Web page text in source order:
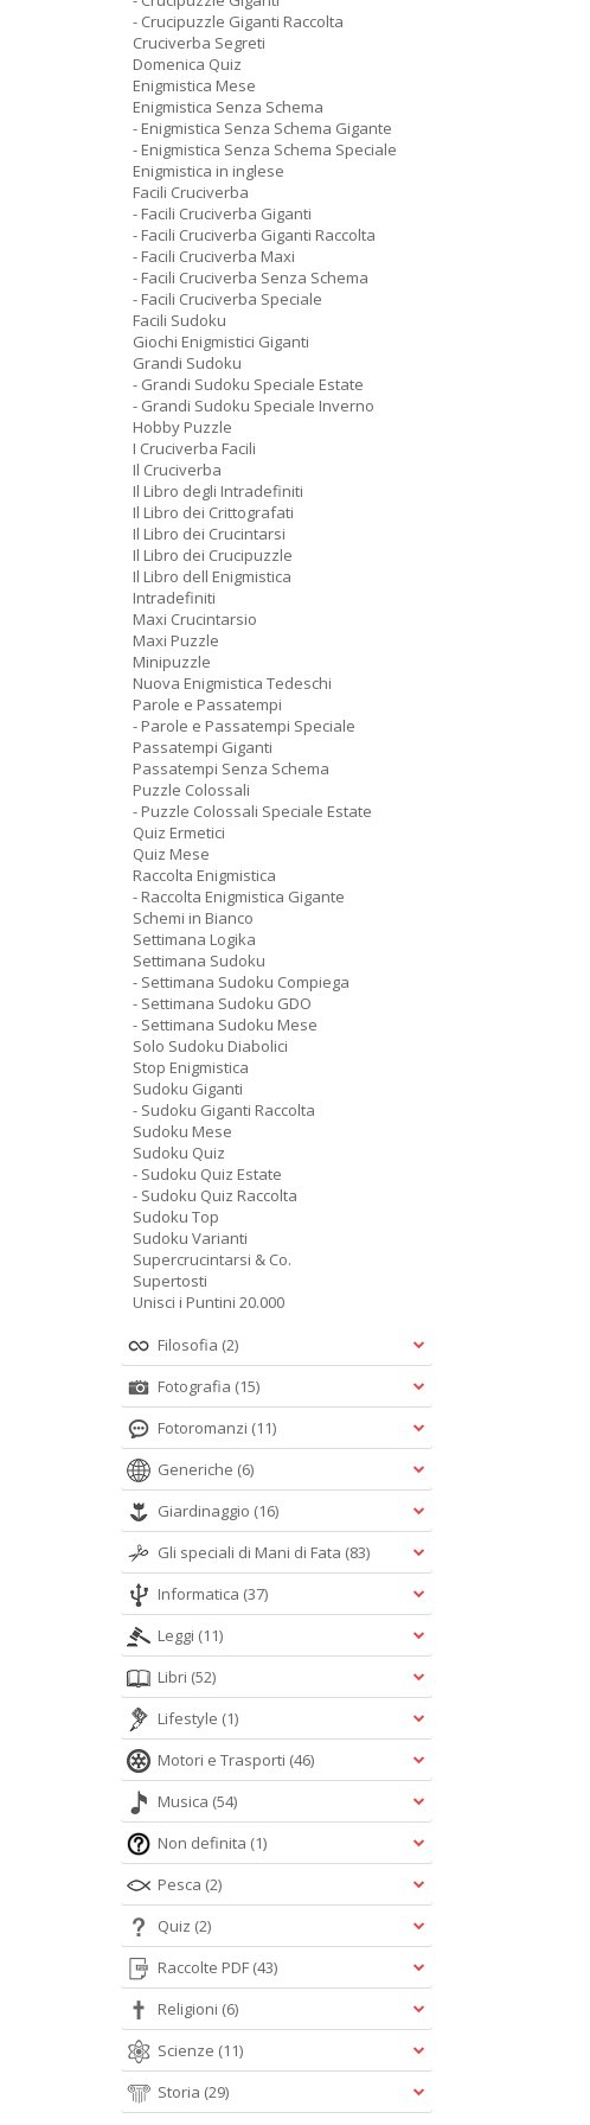
- Crucipuzzle Giganti Raccolta
Cruciverba Segreti
Domenica Quiz
Enigmistica Mese
Enigmistica Senza Schema
- Enigmistica Senza Schema Gigante
- Enigmistica Senza Schema Speciale
Enigmistica in inglese
Facili Cruciverba
- Facili Cruciverba Giganti
- Facili Cruciverba Giganti Raccolta
- Facili Cruciverba Maxi
- Facili Cruciverba Senza Schema
- Facili Cruciverba Speciale
Facili Sudoku
Giochi Enigmistici Giganti
Grandi Sudoku
- Grandi Sudoku Speciale Estate
- Grandi Sudoku Speciale Inverno
Hobby Puzzle
I Cruciverba Facili
Il Cruciverba
Il Libro degli Intradefiniti
Il Libro dei Crittografati
Il Libro dei Crucintarsi
Il Libro dei Crucipuzzle
Il Libro dell Enigmistica
Intradefiniti
Maxi Crucintarsio
Maxi Puzzle
Minipuzzle
Nuova Enigmistica Tedeschi
Parole e Passatempi
- Parole e Passatempi Speciale
Passatempi Giganti
Passatempi Senza Schema
Puzzle Colossali
- Puzzle Colossali Speciale Estate
Quiz Ermetici
Quiz Mese
Raccolta Enigmistica
- Raccolta Enigmistica Gigante
Schemi in Bianco
Settimana Logika
Settimana Sudoku
- Settimana Sudoku Compiega
- Settimana Sudoku GDO
- Settimana Sudoku Mese
Solo Sudoku Diabolici
Stop Enigmistica
Sudoku Giganti
- Sudoku Giganti Raccolta
Sudoku Mese
Sudoku Quiz
- Sudoku Quiz Estate
- Sudoku Quiz Raccolta
Sudoku Top
Sudoku Varianti
Supercrucintarsi & Co.
Supertosti
Unisci i Puntini 20.000
Filosofia (2)
Fotografia (15)
Fotoromanzi (11)
Generiche (6)
Giardinaggio (16)
Gli speciali di Mani di Fata (83)
Informatica (37)
Leggi (11)
Libri (52)
Lifestyle (1)
Motori e Trasporti (46)
Musica (54)
Non definita (1)
Pesca (2)
Quiz (2)
Raccolte PDF (43)
Religioni (6)
Scienze (11)
Storia (29)